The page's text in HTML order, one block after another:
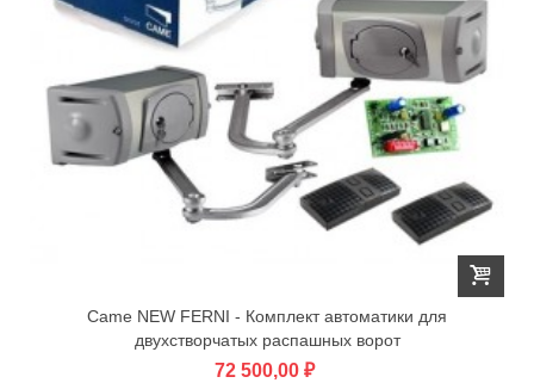
Came NEW FERNI - Комплект автоматики для
двухстворчатых распашных ворот
72 500,00 ₽